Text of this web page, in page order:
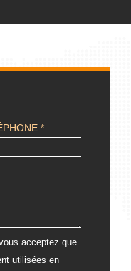
acceptez que
utilisées en